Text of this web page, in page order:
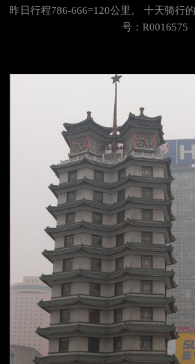
昨日行程786-666=120公里。 十天骑行
号：R0016575